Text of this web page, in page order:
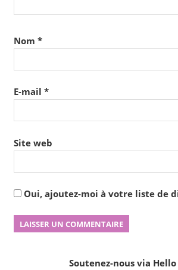
Nom *
E-mail *
Site web
Oui, ajoutez-moi à votre liste de
Soutenez-nous via Hello